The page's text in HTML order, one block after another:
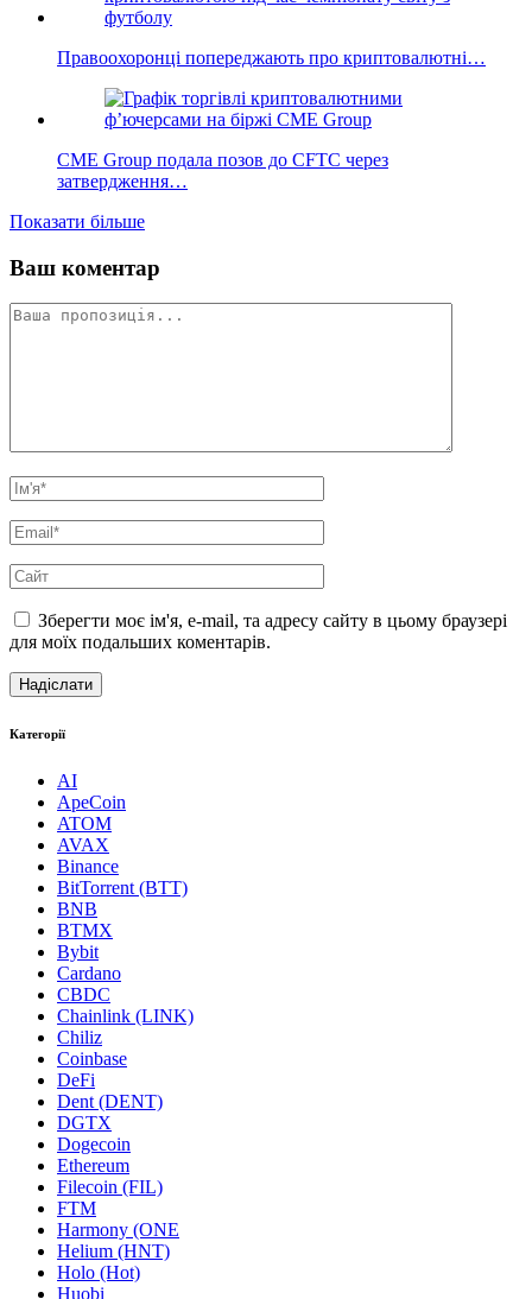
Правоохоронці попереджають про криптовалютні…
CME Group подала позов до CFTC через
затвердження…
Показати більше
Ваш коментар
Зберегти моє ім'я, e-mail, та адресу сайту в цьому браузері
для моїх подальших коментарів.
Категорії
AI
ApeCoin
ATOM
AVAX
Binance
BitTorrent (BTT)
BNB
BTMX
Bybit
Cardano
CBDC
Chainlink (LINK)
Chiliz
Coinbase
DeFi
Dent (DENT)
DGTX
Dogecoin
Ethereum
Filecoin (FIL)
FTM
Harmony (ONE
Helium (HNT)
Holo (Hot)
Huobi